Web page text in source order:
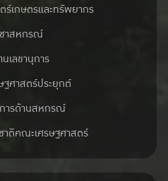
ร์เกษตรและทรัพยากร
าสหกรณ์
เลขานุการ
ฐศาสตร์ประยุกต์
ารด้านสหกรณ์
าติคณะเศรษฐศาสตร์